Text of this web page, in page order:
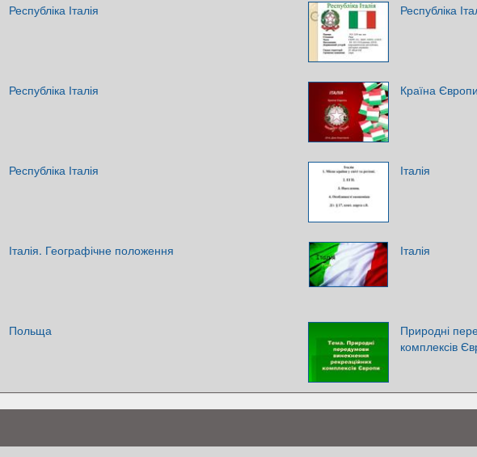
Республіка Італія Республіка
Республіка Італія Країна Європи
Республіка Італія Італія
Італія. Географічне положення Італія
Польща
Природні
комплексів